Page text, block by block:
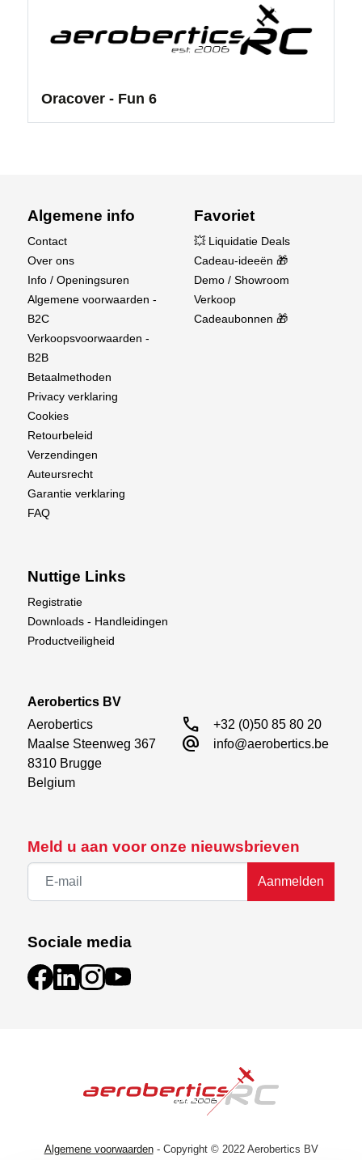
Oracover - Fun 6
Meld u aan voor onze nieuwsbrieven
Aanmelden
Sociale media
Algemene info
Contact
Over ons
Info / Openingsuren
Algemene voorwaarden -
B2C
Verkoopsvoorwaarden -
B2B
Betaalmethoden
Privacy verklaring
Cookies
Retourbeleid
Verzendingen
Auteursrecht
Garantie verklaring
FAQ
Favoriet
💥 Liquidatie Deals
Cadeau-ideeën 🎁
Demo / Showroom
Verkoop
Cadeaubonnen 🎁
Nuttige Links
Registratie
Downloads - Handleidingen
Productveiligheid
Aerobertics BV
Aerobertics
Maalse Steenweg 367
8310 Brugge
Belgium
call +32 (0)50 85 80 20
alternate_email info@aerobertics.be
Algemene voorwaarden - Copyright © 2022 Aerobertics BV